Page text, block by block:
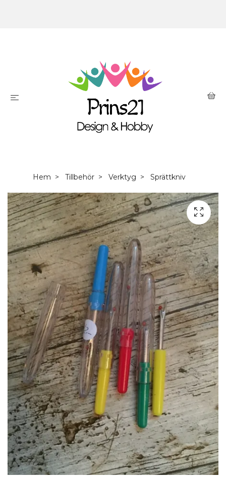
Hem Tillbehör Verktyg Sprättkniv